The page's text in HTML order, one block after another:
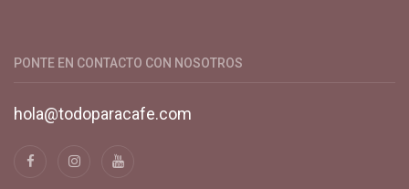
PONTE EN CONTACTO CON NOSOTROS
hola@todoparacafe.com